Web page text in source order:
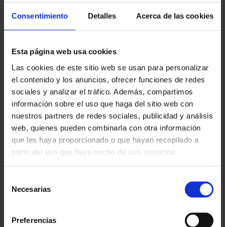
Consentimiento Detalles Acerca de las cookies
Esta página web usa cookies
Las cookies de este sitio web se usan para personalizar
el contenido y los anuncios, ofrecer funciones de redes
sociales y analizar el tráfico. Además, compartimos
información sobre el uso que haga del sitio web con
nuestros partners de redes sociales, publicidad y análisis
web, quienes pueden combinarla con otra información
que les haya proporcionado o que hayan recopilado a
partir del uso que haya hecho de sus servicios.
Necesarias
Preferencias
30
5 cm |
Densidad
8 + 2,5 = 10,5
kg
5 cm |
Densidad
100
10 + 2,5 =
12,5 kg
10 cm |
Densidad
20
4 + 2,6 = 6,6
kg
10 cm |
Densidad
25
5 + 2,6 = 7,6